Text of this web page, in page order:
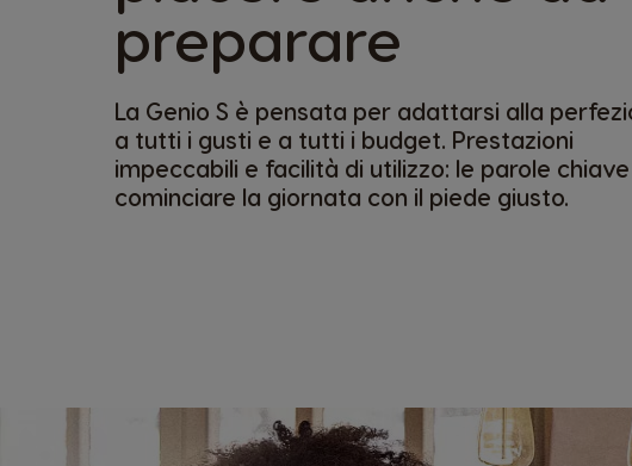
preparare
La Genio S è pensata per adattarsi alla
a tutti i gusti e a tutti i budget. Prestazioni
impeccabili e facilità di utilizzo: le parole
cominciare la giornata con il piede giusto.